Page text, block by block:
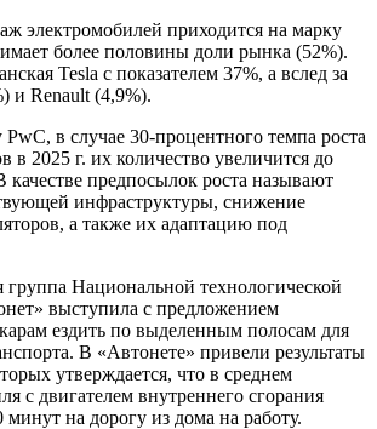
электромобилей приходится на марку
более половины доли рынка (52%).
Tesla с показателем 37%, а вслед за
и Renault (4,9%).
в случае 30-процентного темпа роста
в 2025 г. их количество увеличится до
предпосылок роста называют
инфраструктуры, снижение
а также их адаптацию под
группа Национальной технологической
выступила с предложением
ездить по выделенным полосам для
В «Автонете» привели результаты
утверждается, что в среднем
с двигателем внутреннего сгорания
минут на дорогу из дома на работу.